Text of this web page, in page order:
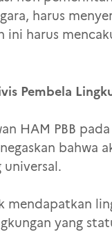
harus
ini harus
Pembela
HAM PBB
bahwa
universal.
mendapatkan
yang